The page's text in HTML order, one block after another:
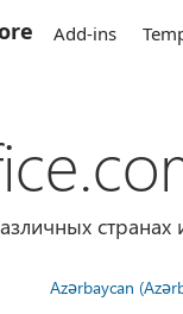
Add-ins
Azərbaycan